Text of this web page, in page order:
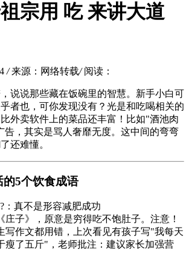
宗用 吃 来讲大道
/ 来源：网络转载/ 阅读：
说说那些藏在饭碗里的智慧。新手小白可
者也，可你发现没有？光是和吃喝相关的
外卖软件上的菜品还丰富！比如"酒池肉
告，其实是骂人奢靡无度。这中间的弯弯
还难懂。
5个饮食成语
?：真不是形容减肥成功
庄子》，原意是穷得吃不饱肚子。注意！
写作文都用错，上次看见有孩子写"我每天
瘦了五斤"，老师批注：建议家长加强营